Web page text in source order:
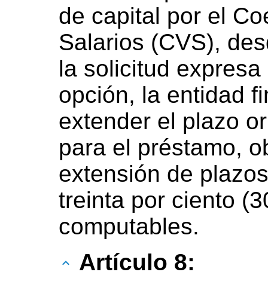
de capital por el
Salarios (CVS),
la solicitud
opción, la entidad
extender el plazo
para el préstamo,
extensión de
treinta por ciento
computables.
Artículo 8: